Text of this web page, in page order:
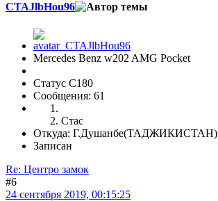
CTAJlbHou96
Mercedes Benz w202 AMG Pocket
Статус C180
Сообщения: 61
Стас
Откуда: Г.Душанбе(ТАДЖИКИСТАН)
Записан
Re: Центро замок
#6
24 сентября 2019, 00:15:25